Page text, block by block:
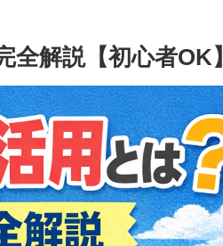
解説【初心者OK】